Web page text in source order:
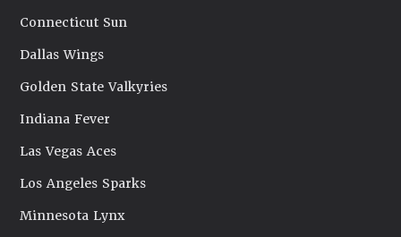
Connecticut Sun
Dallas Wings
Golden State Valkyries
Indiana Fever
Las Vegas Aces
Los Angeles Sparks
Minnesota Lynx